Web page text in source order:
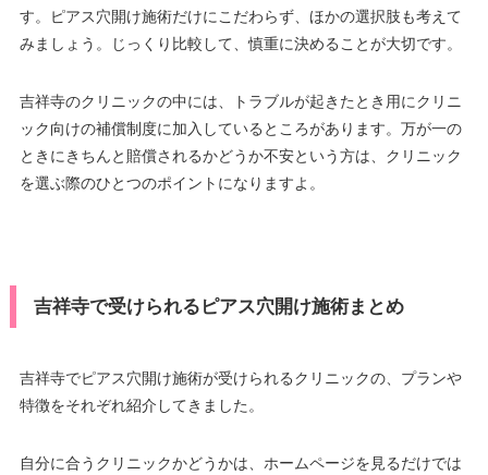
す。ピアス穴開け施術だけにこだわらず、ほかの選択肢も考えて
みましょう。じっくり比較して、慎重に決めることが大切です。
吉祥寺のクリニックの中には、トラブルが起きたとき用にクリニ
ック向けの補償制度に加入しているところがあります。万が一の
ときにきちんと賠償されるかどうか不安という方は、クリニック
を選ぶ際のひとつのポイントになりますよ。
吉祥寺で受けられるピアス穴開け施術まとめ
吉祥寺でピアス穴開け施術が受けられるクリニックの、プランや
特徴をそれぞれ紹介してきました。
自分に合うクリニックかどうかは、ホームページを見るだけでは